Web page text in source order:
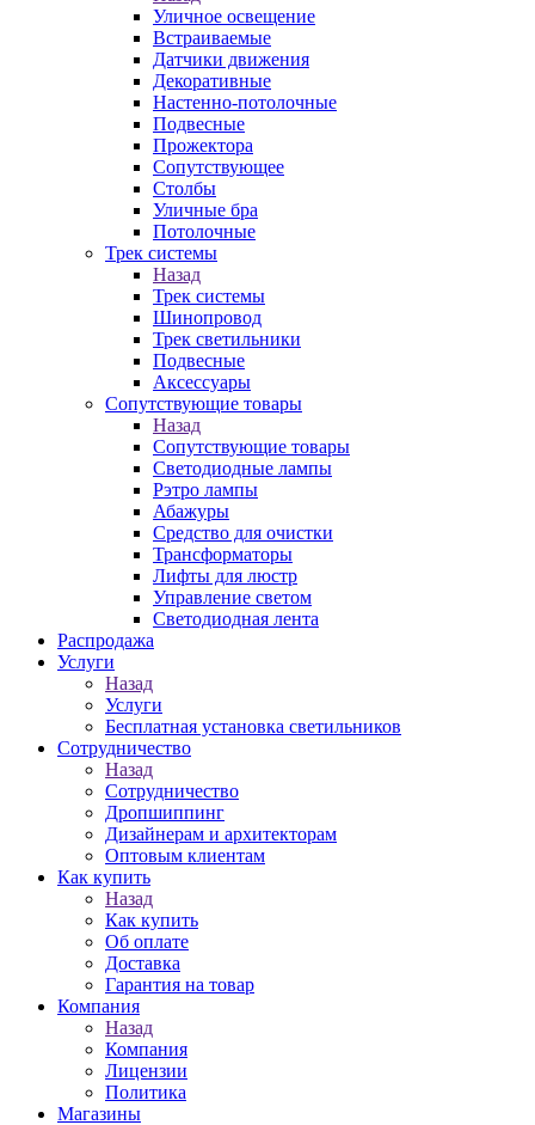
Уличное освещение
Встраиваемые
Датчики движения
Декоративные
Настенно-потолочные
Подвесные
Прожектора
Сопутствующее
Столбы
Уличные бра
Потолочные
Трек системы
Назад
Трек системы
Шинопровод
Трек светильники
Подвесные
Аксессуары
Сопутствующие товары
Назад
Сопутствующие товары
Светодиодные лампы
Рэтро лампы
Абажуры
Средство для очистки
Трансформаторы
Лифты для люстр
Управление светом
Светодиодная лента
Распродажа
Услуги
Назад
Услуги
Бесплатная установка светильников
Сотрудничество
Назад
Сотрудничество
Дропшиппинг
Дизайнерам и архитекторам
Оптовым клиентам
Как купить
Назад
Как купить
Об оплате
Доставка
Гарантия на товар
Компания
Назад
Компания
Лицензии
Политика
Магазины